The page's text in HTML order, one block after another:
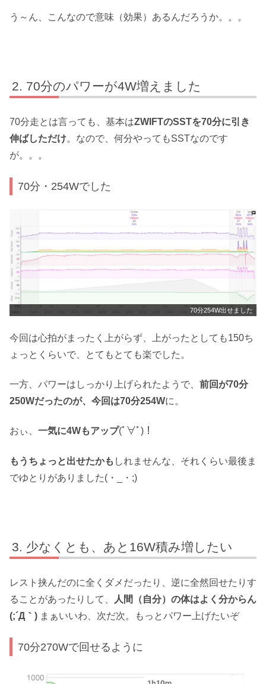
う～ん、こんなので意味（効果）あるんだろうか。。。
70分のパワーが4W増えました
70分走とは言っても、基本はZWIFTのSSTを70分に引き
伸ばしただけ。なので、何分やってもSSTなのです
が。。。
70分・254Wでした
70分254W出せました
今回は心拍がまったく上がらず、上がったとしても150ち
ょっとくらいで、とてもとても楽でした。
一方、パワーはしっかり上げられたようで、 前回が70分
250Wだったのが、今回は70分254Wに。
おぃ、 一気に4Wもアップ(ﾟ∀ﾟ)！
もうちょっと出せたかも しれませんな、それくらい最後ま
でゆとりがありました(・_・;)
少なくとも、あと16W積み増したい
レスト挟んだのに全くダメだったり、逆に全然回せたりす
ることがあったりして、
人間（自分）の体はよく分からん
(;´Д｀) まぁいいわ、次だ次。もっとパワー上げたいぞ
70分270Wで回せるように